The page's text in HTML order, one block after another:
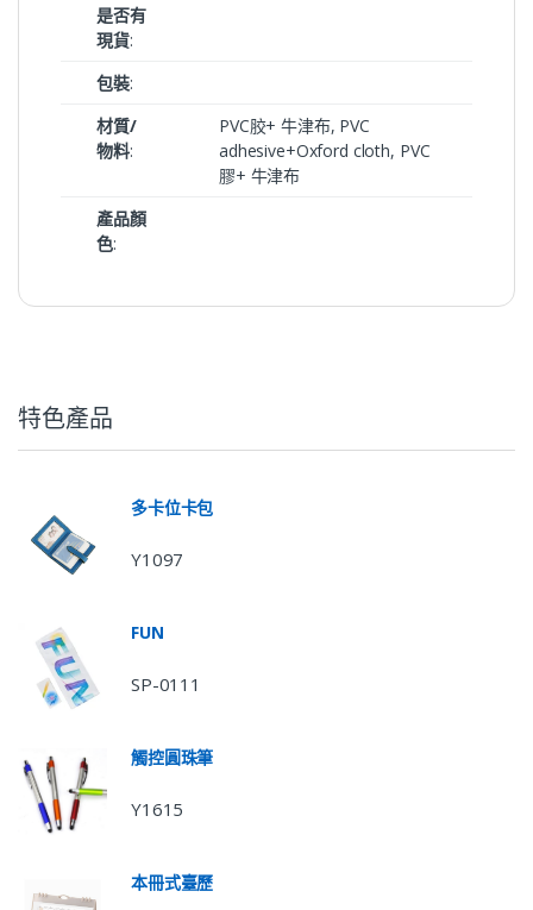
是否有
現貨:
包裝:
材質/
物料:
PVC胶+ 牛津布, PVC
adhesive+Oxford cloth, PVC
膠+ 牛津布
產品顏
色:
特色產品
多卡位卡包
Y1097
FUN
SP-0111
觸控圓珠筆
Y1615
本冊式臺歷